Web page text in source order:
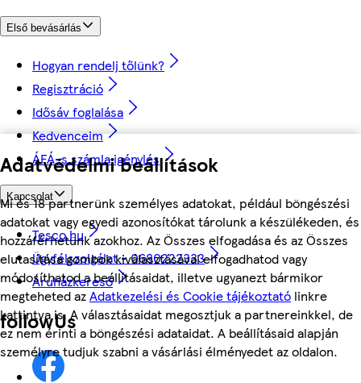
Adatvédelmi beállítások
Mi és 18 partnerünk személyes adatokat, például böngészési
adatokat vagy egyedi azonosítókat tárolunk a készülékeden, és
hozzáférhetünk azokhoz. Az Összes elfogadása és az Összes
elutasítása gombok kiválasztásával elfogadhatod vagy
módosíthatod a beállításaidat, illetve ugyanezt bármikor
megteheted azAdatkezelési és Cookie tájékoztató linkre
kattintva is. A választásaidat megosztjuk a partnereinkkel, de
ez nem érinti a böngészési adataidat. A beállításaid alapján
személyre tudjuk szabni a vásárlási élményedet az oldalon.
Első bevásárlás
Hogyan rendelj tőlünk?
Regisztráció
Idősáv foglalása
Kedvenceim
ÁFÁ-s számla igénylés
Kapcsolat
Tesco.hu
Ügyfélszolgálat - 0680222333
Áruházkereső
followUs